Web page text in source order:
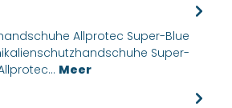
Allprotec Super-Blue
Super-
Meer